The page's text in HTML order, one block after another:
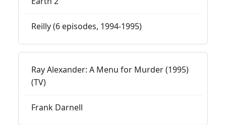
Reilly (6 episodes, 1994-1995)
Ray Alexander: A Menu for Murder (1995)
(TV)
Frank Darnell